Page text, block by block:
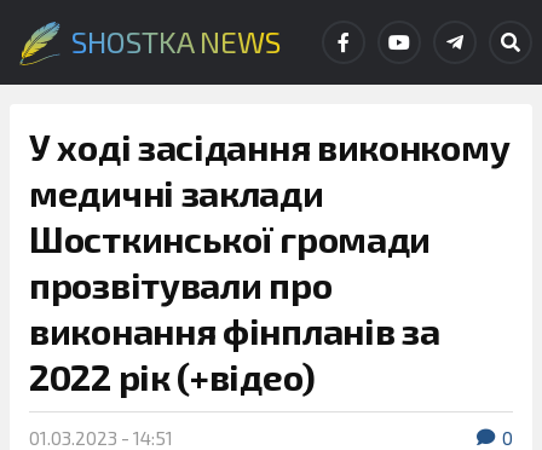
SHOSTKA NEWS
У ході засідання виконкому
медичні заклади
Шосткинської громади
прозвітували про
виконання фінпланів за
2022 рік (+відео)
01.03.2023 - 14:51 0